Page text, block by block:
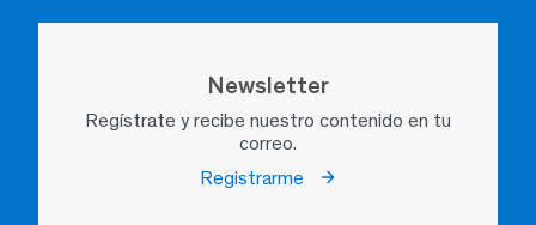
Newsletter
Regístrate y recibe nuestro contenido en tu
correo.
Registrarme